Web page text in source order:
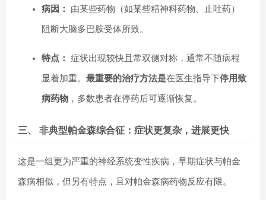
病因： 由某些药物（如某些精神科药物、止吐药）
阻断大脑多巴胺受体所致。
特点： 症状出现较快且常双侧对称，通常不随病程
显着加重。 最重要的治疗方法是在医生指导下停用致
病药物 ，多数患者在停药后可逐渐恢复。
三、 非典型帕金森综合征：症状更复杂，进展更快
这是一组更为严重的神经系统变性疾病，早期症状与帕金
森病相似，但另有特点，且对帕金森病药物反应有限。